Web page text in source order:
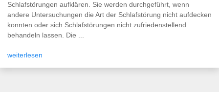
Schlafstörungen aufklären. Sie werden durchgeführt, wenn
andere Untersuchungen die Art der Schlafstörung nicht aufdecken
konnten oder sich Schlafstörungen nicht zufriedenstellend
behandeln lassen. Die ...
weiterlesen